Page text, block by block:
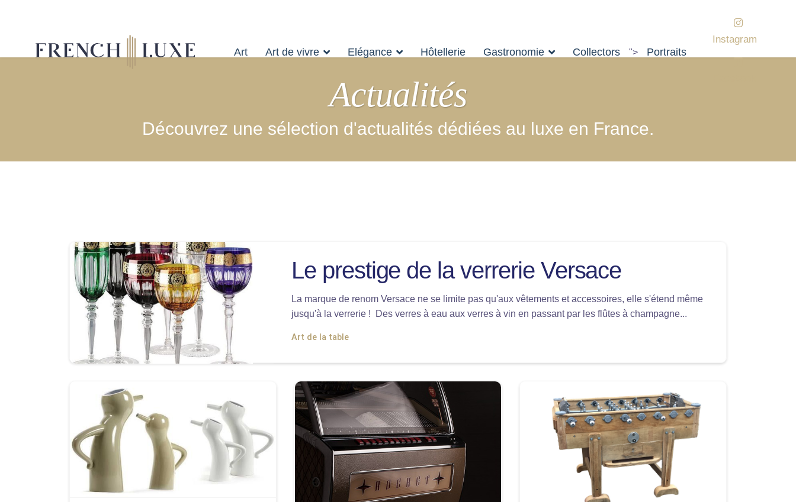
Art Art de vivre Elégance Hôtellerie Gastronomie Collectors "> Portraits
Instagram
Actualités
Découvrez une sélection d'actualités dédiées au luxe en France.
Le prestige de la verrerie Versace
La marque de renom Versace ne se limite pas qu'aux vêtements et accessoires, elle s'étend même
jusqu'à la verrerie ! Des verres à eau aux verres à vin en passant par les flûtes à champagne...
Art de la table